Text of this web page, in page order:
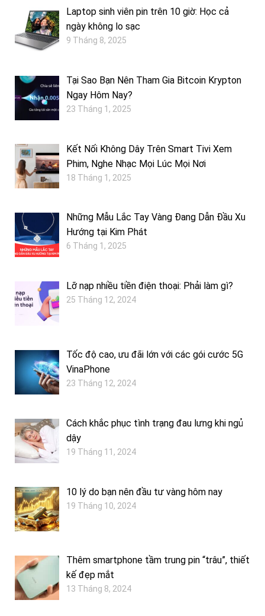
Laptop sinh viên pin trên 10 giờ: Học cả
ngày không lo sạc
9 Tháng 8, 2025
Tại Sao Bạn Nên Tham Gia Bitcoin Krypton
Ngay Hôm Nay?
23 Tháng 1, 2025
Kết Nối Không Dây Trên Smart Tivi Xem
Phim, Nghe Nhạc Mọi Lúc Mọi Nơi
18 Tháng 1, 2025
Những Mẫu Lắc Tay Vàng Đang Dẫn Đầu Xu
Hướng tại Kim Phát
6 Tháng 1, 2025
Lỡ nạp nhiều tiền điện thoại: Phải làm gì?
25 Tháng 12, 2024
Tốc độ cao, ưu đãi lớn với các gói cước 5G
VinaPhone
23 Tháng 12, 2024
Cách khắc phục tình trạng đau lưng khi ngủ
dậy
19 Tháng 11, 2024
10 lý do bạn nên đầu tư vàng hôm nay
19 Tháng 10, 2024
Thêm smartphone tầm trung pin “trâu”, thiết
kế đẹp mắt
13 Tháng 8, 2024